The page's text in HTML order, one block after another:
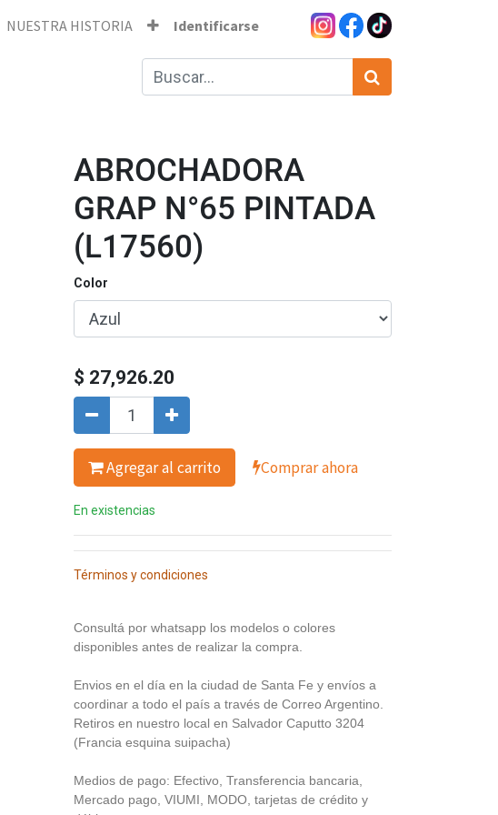
NUESTRA HISTORIA Identificarse
ABROCHADORA
GRAP N°65 PINTADA
(L17560)
Color
$ 27,926.20
Agregar al carrito Comprar ahora
En existencias
Términos y condiciones
Consultá por whatsapp los modelos o colores
disponibles antes de realizar la compra.
Envios en el día en la ciudad de Santa Fe y envíos a
coordinar a todo el país a través de Correo Argentino.
Retiros en nuestro local en Salvador Caputto 3204
(Francia esquina suipacha)
Medios de pago: Efectivo, Transferencia bancaria,
Mercado pago, VIUMI, MODO, tarjetas de crédito y